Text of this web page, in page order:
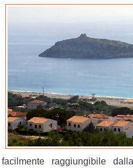
facilmente raggiungibile